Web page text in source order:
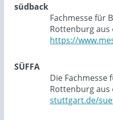
südback
Fachmesse für
Rottenburg aus
https://
SÜFFA
Die Fachmesse
Rottenburg aus
stuttgart.de/